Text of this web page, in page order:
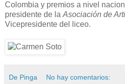
Colombia y premios a nivel
presidente de la Asociación de
Vicepresidente del liceo.
De Pinga No hay comentarios: